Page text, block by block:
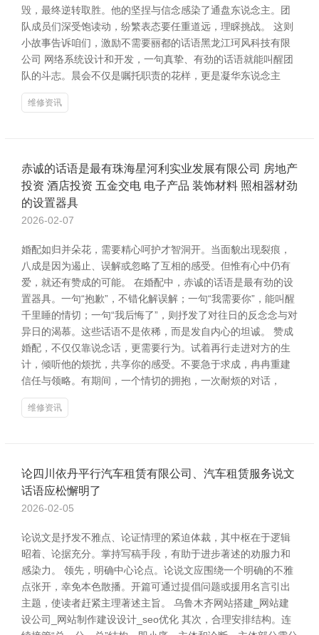
毁，最终逆转取胜。他的坚捏与信念感染了通盘东说念主。团
队成员们深受饱读动，纷繁表态要任重道远，理睬挑战。 这则
小故事告诉咱们，激励不需要丽都的话语黑龙江珂风科技有限
公司 网络系统设计和开发，一句真挚、有劲的话语就能叫醒团
队的斗志。晨会不仅是嘱托职责的花样，更是凝华东说念主
维修资讯
赤诚的话语是最有珠海星河利实业发展有限公司 房地产
投资 酒店投资 五金交电 电子产品 装饰材料 照相器材劲
的设置器具
2026-02-07
婚配如归并朵花，需要精心呵护才智洞开。当面貌出现裂痕，
八成是因为遏止、误解或忽略了互相的感受。但惟有心中仍有
爱，就还有赞成的可能。 在婚配中，赤诚的话语是最有劲的设
置器具。一句“抱歉”，不错化解误解；一句“我需要你”，能叫醒
千里睡的情切；一句“我后悔了”，则抒发了对往日的反念念与对
异日的渴慕。这些话语不是依稀，而是发自内心的坦诚。 赞成
婚配，不仅仅靠说念话，更需要行为。试着再行走进对方的生
计，倾听他的烦扰，共享你的感受。不要急于求成，冉冉重建
信任与领略。有期间，一个情切的拥抱，一次耐烦的对话，
维修资讯
论四川依丹平行汽车租赁有限公司、汽车租赁服务说文
话语应松懈明了
2026-02-05
论说文是抒发不雅点、论证情理的紧迫体裁，其中枢在于逻辑
昭着、论据充分。掌持写稿手段，有助于进步著述的劝服力和
感染力。 领先，明确中心论点。论说文应围绕一个明确的不雅
点张开，幸免本色散播。开篇可通过提倡问题或援用名言引出
主题，使读者赶紧主理著述主旨。 乌鲁木齐网站搭建_网站建
设公司_网站制作建设设计_seo优化 其次，合理安排结构。连